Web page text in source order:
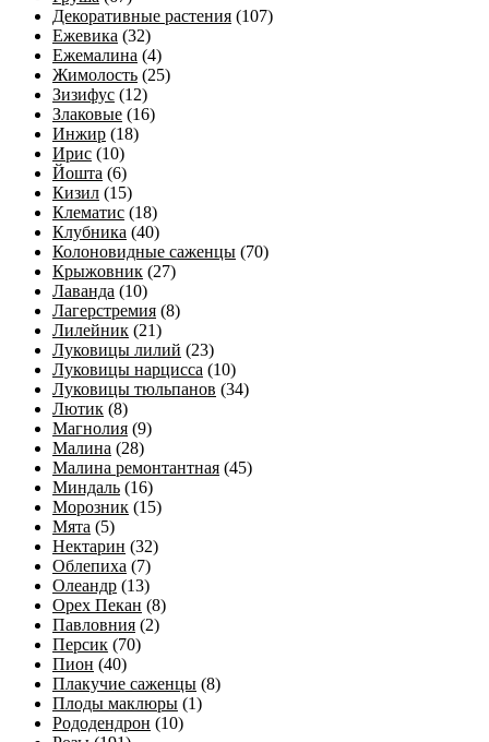
Декоративные растения (107)
Ежевика (32)
Ежемалина (4)
Жимолость (25)
Зизифус (12)
Злаковые (16)
Инжир (18)
Ирис (10)
Йошта (6)
Кизил (15)
Клематис (18)
Клубника (40)
Колоновидные саженцы (70)
Крыжовник (27)
Лаванда (10)
Лагерстремия (8)
Лилейник (21)
Луковицы лилий (23)
Луковицы нарцисса (10)
Луковицы тюльпанов (34)
Лютик (8)
Магнолия (9)
Малина (28)
Малина ремонтантная (45)
Миндаль (16)
Морозник (15)
Мята (5)
Нектарин (32)
Облепиха (7)
Олеандр (13)
Орех Пекан (8)
Павловния (2)
Персик (70)
Пион (40)
Плакучие саженцы (8)
Плоды маклюры (1)
Рододендрон (10)